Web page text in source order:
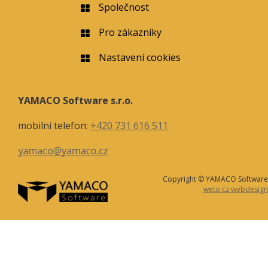
Společnost
Pro zákazníky
Nastavení cookies
YAMACO Software s.r.o.
mobilní telefon: +420 731 616 511
Copyright © YAMACO Software
weto.cz webdesign